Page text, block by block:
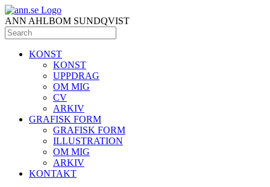
ANN AHLBOM SUNDQVIST
KONST
KONST
UPPDRAG
OM MIG
CV
ARKIV
GRAFISK FORM
GRAFISK FORM
ILLUSTRATION
OM MIG
ARKIV
KONTAKT